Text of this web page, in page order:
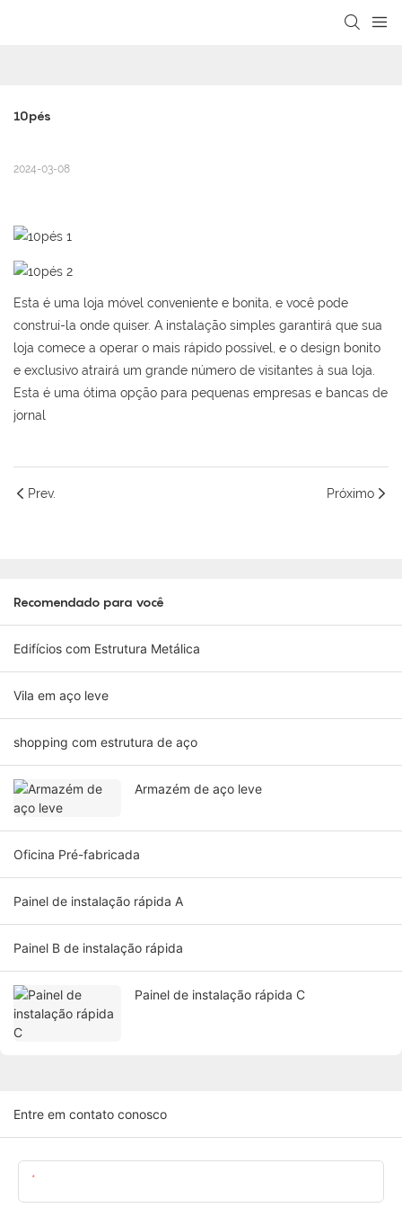
10pés
2024-03-08
Esta é uma loja móvel conveniente e bonita, e você pode
construí-la onde quiser. A instalação simples garantirá que sua
loja comece a operar o mais rápido possível, e o design bonito
e exclusivo atrairá um grande número de visitantes à sua loja.
Esta é uma ótima opção para pequenas empresas e bancas de
jornal
Prev. Próximo
Recomendado para você
Edifícios com Estrutura Metálica
Vila em aço leve
shopping com estrutura de aço
Armazém de aço leve
Oficina Pré-fabricada
Painel de instalação rápida A
Painel B de instalação rápida
Painel de instalação rápida C
Entre em contato conosco